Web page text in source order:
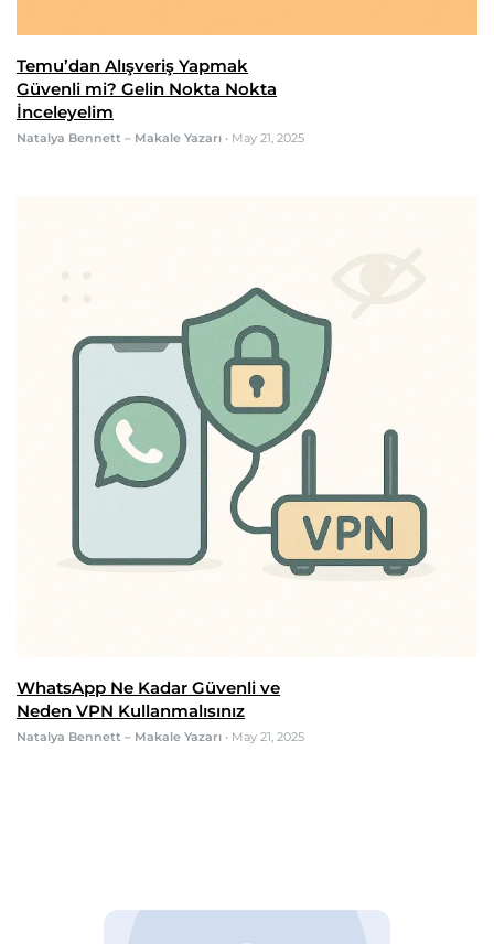
Temu’dan Alışveriş Yapmak
Güvenli mi? Gelin Nokta Nokta
İnceleyelim
Natalya Bennett – Makale Yazarı • May 21, 2025
WhatsApp Ne Kadar Güvenli ve
Neden VPN Kullanmalısınız
Natalya Bennett – Makale Yazarı • May 21, 2025